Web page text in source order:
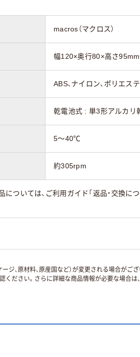
macros（マクロス）
幅120×奥行80×高さ95mm
ABS、ナイロン、ポリエス
乾電池式 : 単3形アルカリ
5～40℃
約305rpm
ついては、ご利用ガイド「返品・交換に
ジ、原材料、原産国など）が変更される場合がご
ださい。さらに詳細な商品情報が必要な場合は